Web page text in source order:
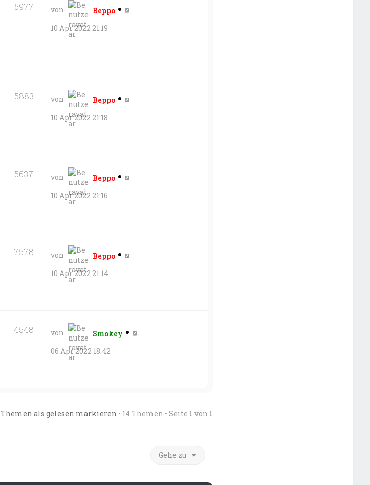
5977 von
Beppo
10 Apr 2022 21:19
5883 von
Beppo
10 Apr 2022 21:18
5637 von
Beppo
10 Apr 2022 21:16
7578 von
Beppo
10 Apr 2022 21:14
4548 von
Smokey
06 Apr 2022 18:42
Themen als gelesen markieren • 14 Themen • Seite 1 von 1
Gehe zu